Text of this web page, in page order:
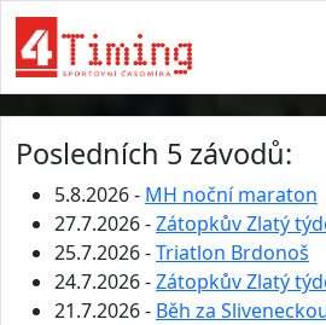
Posledních 5 závodů:
5.8.2026 - MH noční maraton
27.7.2026 -Zátopkův Zlatý
25.7.2026 -Triatlon Brdonoš
24.7.2026 -Zátopkův Zlatý
21.7.2026 - Běh za